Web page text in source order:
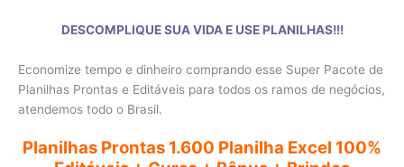
DESCOMPLIQUE SUA VIDA E USE PLANILHAS!!!​
Economize tempo e dinheiro comprando esse Super Pacote de
Planilhas Prontas e Editáveis para todos os ramos de negócios,
atendemos todo o Brasil.
Planilhas Prontas 1.600 Planilha Excel 100%